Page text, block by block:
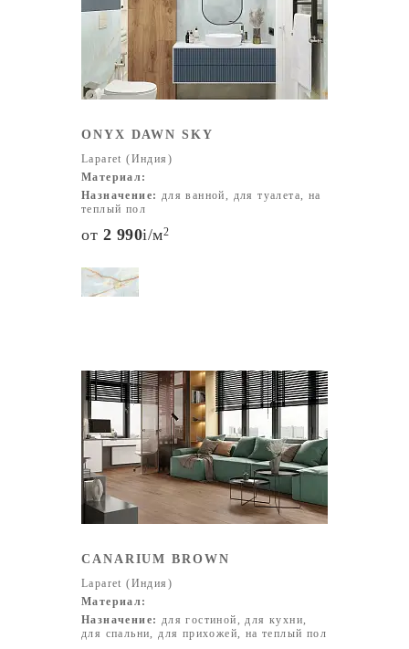
ONYX DAWN SKY
Laparet (Индия)
Материал:
Назначение: для ванной, для туалета, на
теплый пол
от 2 990i/м2
CANARIUM BROWN
Laparet (Индия)
Материал:
Назначение: для гостиной, для кухни,
для спальни, для прихожей, на теплый пол